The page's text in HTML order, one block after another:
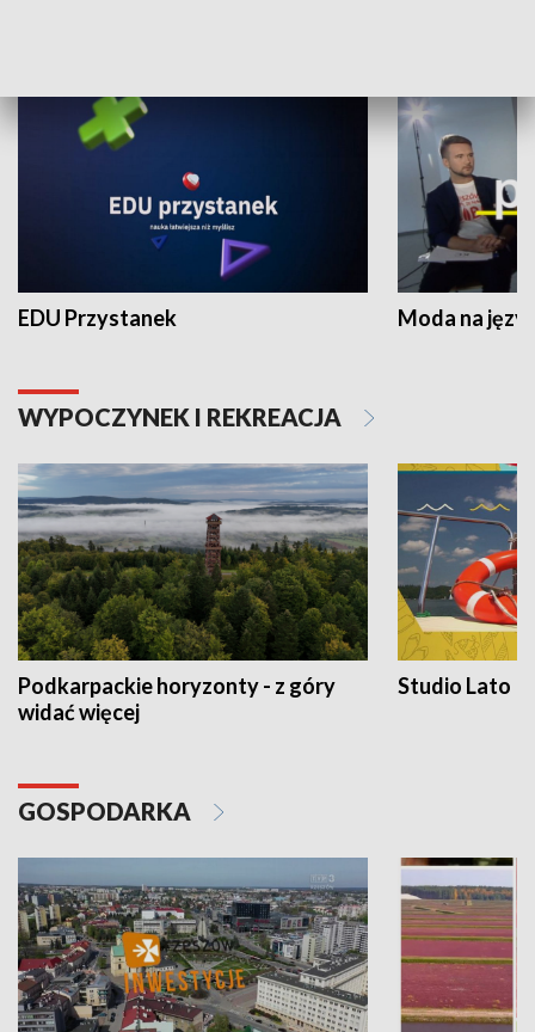
EDU Przystanek Moda na
WYPOCZYNEK I REKREACJA
Podkarpackie horyzonty - z góry
widać więcej
Studio Lato
GOSPODARKA